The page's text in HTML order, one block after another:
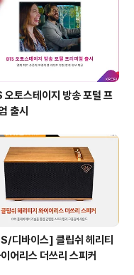
토스테이지 방송 포털 프
출시
디바이스] 클립쉬 헤리티
어리스 더쓰리 스피커